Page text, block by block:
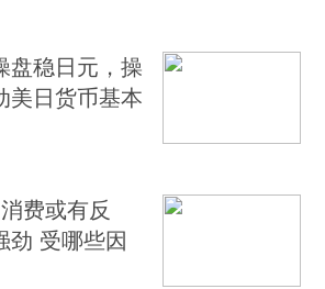
盘稳日元，操
美日货币基本
费或有反
劲 受哪些因